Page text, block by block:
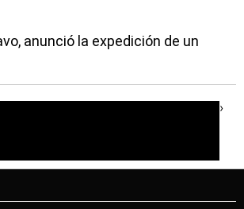
anunció la expedición de un
›